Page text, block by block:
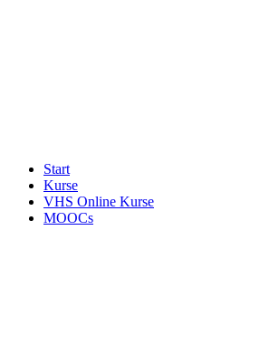
Start
Kurse
VHS Online Kurse
MOOCs